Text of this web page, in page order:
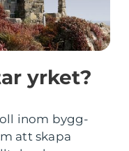
yrket?
inom bygg-
att skapa